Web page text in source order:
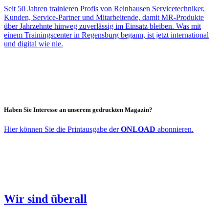
Seit 50 Jahren trai­nieren Profis von Rein­hausen Service­tech­niker,
Kunden, Service-Partner und Mitar­bei­tende, damit MR-Produkte
über Jahr­zehnte hinweg zuver­lässig im Einsatz bleiben. Was mit
einem Trai­nings­center in Regens­burg begann, ist jetzt inter­na­tional
und digital wie nie.
Haben Sie Inter­esse an unserem gedruckten Magazin?
Hier können Sie die Print­aus­gabe derONLOAD abon­nieren.
Wir sind überall